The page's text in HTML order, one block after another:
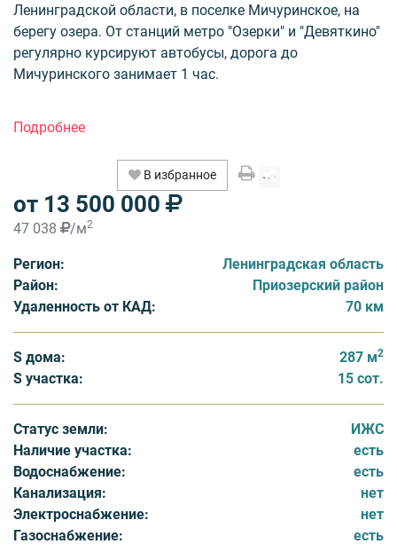
Ленинградской области, в поселке Мичуринское, на
берегу озера. От станций метро "Озерки" и "Девяткино"
регулярно курсируют автобусы, дорога до
Мичуринского занимает 1 час.
которая поделена на 15 земельных участков. Статус
земель ИЖС. Покупателям предлагаются участки
площадью от 15 до 20 соток с подрядом. На выбор
предлагается несколько вариантов коттеджей. Все
строящиеся дома трехэтажные, площадь их
Коттеджи строятся из клееного бруса. На территории
поселка присутствуют все коммуникации,
соответствующие нормам малоэтажного
цивилизованного строительства: магистральный газ,
водоснабжение от артезианской скважины,
электроснабжение от 10 кВт на коттедж, канализация
Объекты социальной инфраструктуры доступны
жителям «Белого Озера» в поселке Мичуринское.
Также, недалеко располагаются горнолыжным
курортам Коробицыно, где можно найти необходимые
объекты инфраструктуры и возможности для
активного отдыха и зимой и летом.
В избранное
от 13 500 000
47 038 /м2
Регион:
Ленинградская область
Район:
Приозерский район
Удаленность от КАД:
70 км
S дома: 287 м2
S участка: 15 сот.
Статус земли:
ИЖС
Наличие участка:
есть
Водоснабжение:
есть
Канализация:
нет
Электроснабжение:
нет
Газоснабжение:
есть